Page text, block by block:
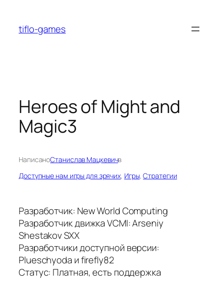
содержимому
tiflo-games
Heroes of Might and
Magic3
НаписаноСтанислав Мацкевичв
Доступные нам игры для зрячих, Игры, Стратегии
Разработчик: New World Computing
Разработчик движка VCMI: Arseniy
Shestakov SXX
Разработчики доступной версии:
Plueschyoda и firefly82
Статус: Платная, есть поддержка